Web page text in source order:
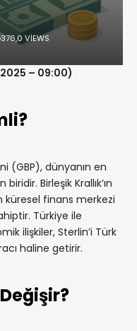
376,0 VIEWS
– 09:00)
(GBP), dünyanın en
Birleşik Krallık’ın
küresel finans merkezi
Türkiye ile
ilişkiler, Sterlin’i Türk
haline getirir.